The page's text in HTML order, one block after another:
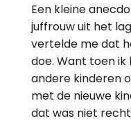
Een kleine
juffrouw uit het
vertelde me dat
doe. Want toen ik
andere kinderen
met de nieuwe
dat was niet